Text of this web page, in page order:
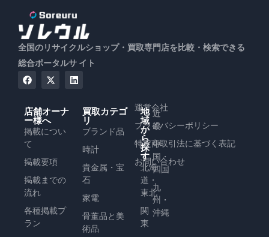
全国のリサイクルショップ・買取専門店を比較・検索できる
総合ポータルサ イト
店舗オーナ
ー様へ
掲載につい
て
掲載要項
掲載までの
流れ
各種掲載プ
ラン
買取カテゴ
リ
ブランド品
時計
貴金属・宝
石
家電
骨董品と美
術品
地
域
か
ら
探
す
北海
道・
東北
関
東
近
畿
中
国・
四国
九
州・
沖縄
運営会社
プライバシーポリシー
特定商取引法に基づく表記
お問い合わせ